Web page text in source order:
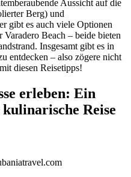
Aussicht auf die
Berg) und
gibt es auch viele Optionen
Beach – beide bieten
Insgesamt gibt es in
entdecken – also zögere nicht
diesen Reisetipps!
erleben: Ein
Reise